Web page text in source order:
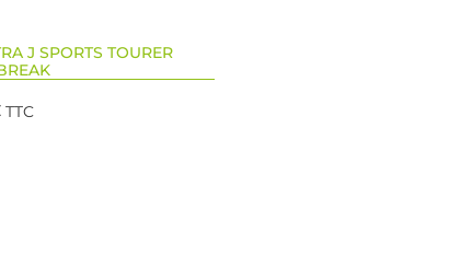
J SPORTS TOURER
TTC